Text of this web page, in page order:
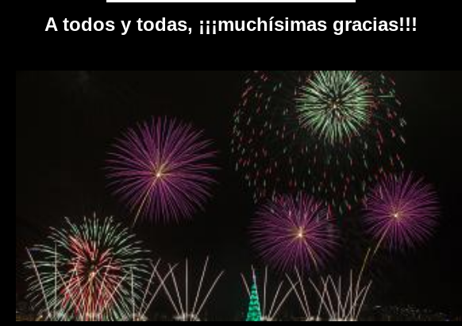
A todos y todas, ¡¡¡muchísimas gracias!!!